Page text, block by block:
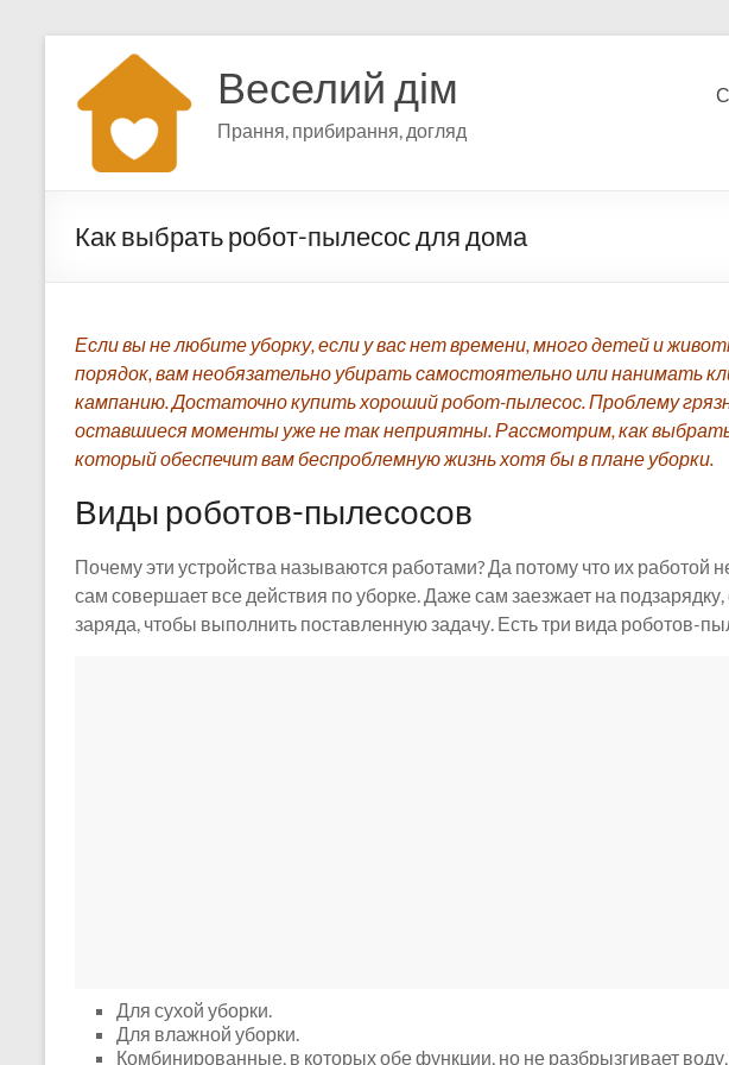
содержимому
Веселий дім
Прання, прибирання, догляд
Как выбрать робот-пылесос для дома
Если вы не любите уборку, если у вас нет времени, много детей и
порядок, вам необязательно убирать самостоятельно или нанимать
кампанию. Достаточно купить хороший робот-пылесос. Проблему
оставшиеся моменты уже не так неприятны. Рассмотрим, как
который обеспечит вам беспроблемную жизнь хотя бы в плане уборки.
Виды роботов-пылесосов
Почему эти устройства называются работами? Да потому что их работой
сам совершает все действия по уборке. Даже сам заезжает на подзарядку,
заряда, чтобы выполнить поставленную задачу. Есть три вида роботов-
Для сухой уборки.
Для влажной уборки.
Комбинированные, в которых обе функции, но не разбрызгивает